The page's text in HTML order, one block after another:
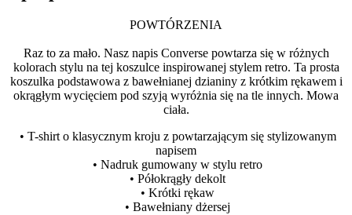
POWTÓRZENIA
Raz to za mało. Nasz napis Converse powtarza się w różnych
kolorach stylu na tej koszulce inspirowanej stylem retro. Ta prosta
koszulka podstawowa z bawełnianej dzianiny z krótkim rękawem i
okrągłym wycięciem pod szyją wyróżnia się na tle innych. Mowa
ciała.
• T-shirt o klasycznym kroju z powtarzającym się stylizowanym
napisem
• Nadruk gumowany w stylu retro
• Półokrągły dekolt
• Krótki rękaw
• Bawełniany dżersej